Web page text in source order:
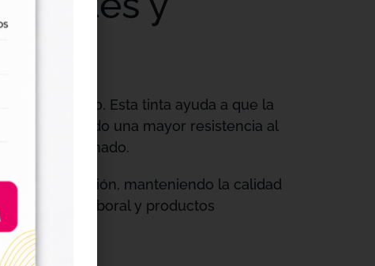
y duradero. Esta tinta ayuda a que la
favoreciendo una mayor resistencia al
y planchado.
y definición, manteniendo la calidad
ropa laboral y productos